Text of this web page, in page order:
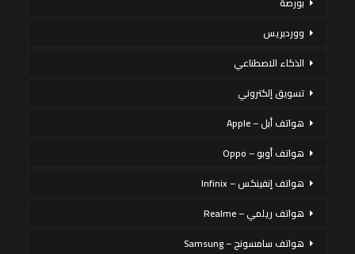
ووردبريس
الذكاء الاصطناعي
تسويق إلكتروني
هواتف أبل – Apple
هواتف أوبو – Oppo
هواتف إنفينكس – Infinix
هواتف ريلمي – Realme
هواتف سامسونج – Samsung